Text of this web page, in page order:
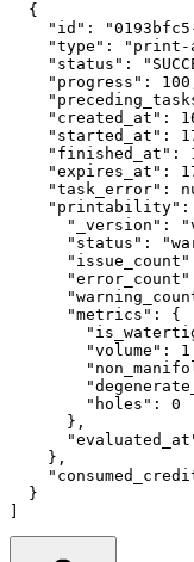
  {
"id" :
"type" : "print-
"status" :
"progress" : 100
"created_at" :
"started_at" :
"finished_at" :
"expires_at" :
"task_error" :
"printability" :
"_version" :
"status" :
"issue_count"
"error_count"
"metrics" :
{
"volume" :
"holes" :
0
      }
,
    }
,
  }